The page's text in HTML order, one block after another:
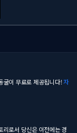
굴이 무료로 제공됩니다!자
리로서 당신은 이전에는 경